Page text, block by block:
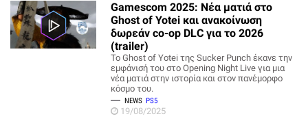
Gamescom 2025: Νέα ματιά στο
Ghost of Yotei και ανακοίνωση
δωρεάν co-op DLC για το 2026
(trailer)
Το Ghost of Yotei της Sucker Punch έκανε την
εμφάνισή του στο Opening Night Live για μια
νέα ματιά στην ιστορία και στον πανέμορφο
κόσμο του.
NEWS PS5
19/08/2025